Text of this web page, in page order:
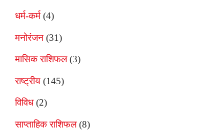
धर्म-कर्म (4)
मनोरंजन (31)
मासिक राशिफल(3)
राष्ट्रीय (145)
विविध(2)
साप्ताहिक राशिफल(8)